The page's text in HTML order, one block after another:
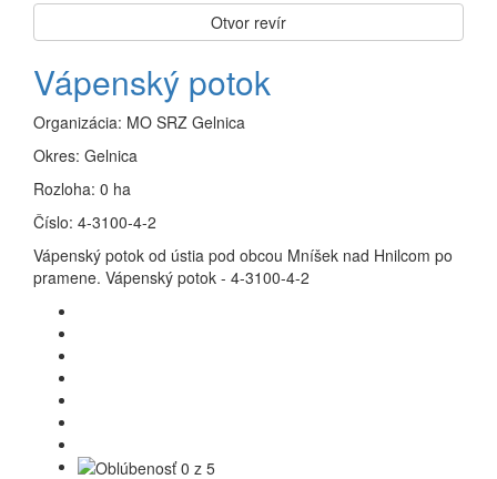
Otvor revír
Vápenský potok
Organizácia: MO SRZ Gelnica
Okres: Gelnica
Rozloha: 0 ha
Číslo: 4-3100-4-2
Vápenský potok od ústia pod obcou Mníšek nad Hnilcom po
pramene. Vápenský potok - 4-3100-4-2